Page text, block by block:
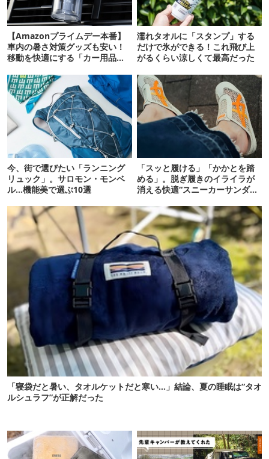
【Amazonプライムデー本番】
車内の暑さ対策グッズも安い！
移動を快適にする「カー用品」
濡れタオルに「スタンプ」する
だけで氷ができる！これ飛び上
がるくらい涼しくて最高だった
今、街で選びたい「ランニング
リュック」。サロモン・モンベ
ル…機能美で選ぶ10選
「スッと履ける」「かかとを踏
める」。脱ぎ履きのイライラが
消える快適“スニーカーサンダ
「寝袋だと暑い、タオルケットだと寒い…」結論、夏の睡眠は“タオ
ルシュラフ”が正解だった